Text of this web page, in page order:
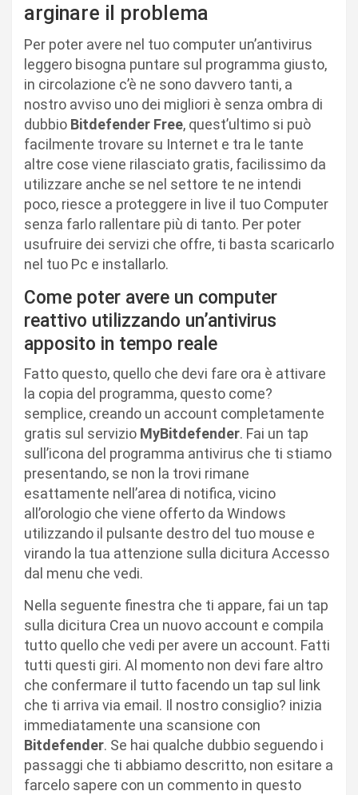
arginare il problema
Per poter avere nel tuo computer un’antivirus
leggero bisogna puntare sul programma giusto,
in circolazione c’è ne sono davvero tanti, a
nostro avviso uno dei migliori è senza ombra di
dubbio Bitdefender Free, quest’ultimo si può
facilmente trovare su Internet e tra le tante
altre cose viene rilasciato gratis, facilissimo da
utilizzare anche se nel settore te ne intendi
poco, riesce a proteggere in live il tuo Computer
senza farlo rallentare più di tanto. Per poter
usufruire dei servizi che offre, ti basta scaricarlo
nel tuo Pc e installarlo.
Come poter avere un computer
reattivo utilizzando un’antivirus
apposito in tempo reale
Fatto questo, quello che devi fare ora è attivare
la copia del programma, questo come?
semplice, creando un account completamente
gratis sul servizio MyBitdefender. Fai un tap
sull’icona del programma antivirus che ti stiamo
presentando, se non la trovi rimane
esattamente nell’area di notifica, vicino
all’orologio che viene offerto da Windows
utilizzando il pulsante destro del tuo mouse e
virando la tua attenzione sulla dicitura Accesso
dal menu che vedi.
Nella seguente finestra che ti appare, fai un tap
sulla dicitura Crea un nuovo account e compila
tutto quello che vedi per avere un account. Fatti
tutti questi giri. Al momento non devi fare altro
che confermare il tutto facendo un tap sul link
che ti arriva via email. Il nostro consiglio? inizia
immediatamente una scansione con
Bitdefender. Se hai qualche dubbio seguendo i
passaggi che ti abbiamo descritto, non esitare a
farcelo sapere con un commento in questo